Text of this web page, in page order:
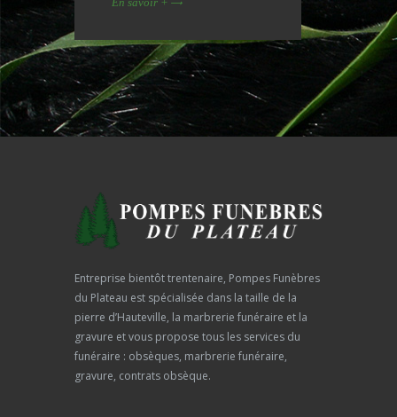
En savoir +
Entreprise bientôt trentenaire, Pompes Funèbres
du Plateau est spécialisée dans la taille de la
pierre d’Hauteville, la marbrerie funéraire et la
gravure et vous propose tous les services du
funéraire : obsèques, marbrerie funéraire,
gravure, contrats obsèque.